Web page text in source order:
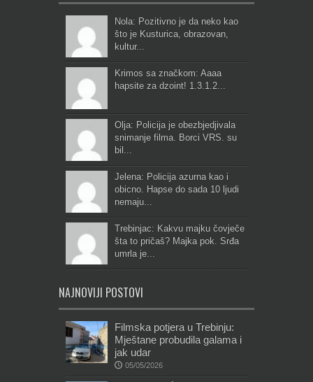
Nola: Pozitivno je da neko kao
što je Kusturica, obrazovan,
kultur...
Krimos sa značkom: Aaaa
hapsite za dzoint! 1.3.1.2...
Olja: Policija je obezbjedjivala
snimanje filma. Borci VRS. su
bil...
Jelena: Policija azurna kao i
obicno. Hapse do sada 10 ljudi
nemaju...
Trebinjac: Kakvu majku čovječe
šta to pričaš? Majka pok. Srđa
umrla je...
NAJNOVIJI POSTOVI
Filmska potjera u Trebinju:
Mještane probudila galama i
jak udar
05/05/2026